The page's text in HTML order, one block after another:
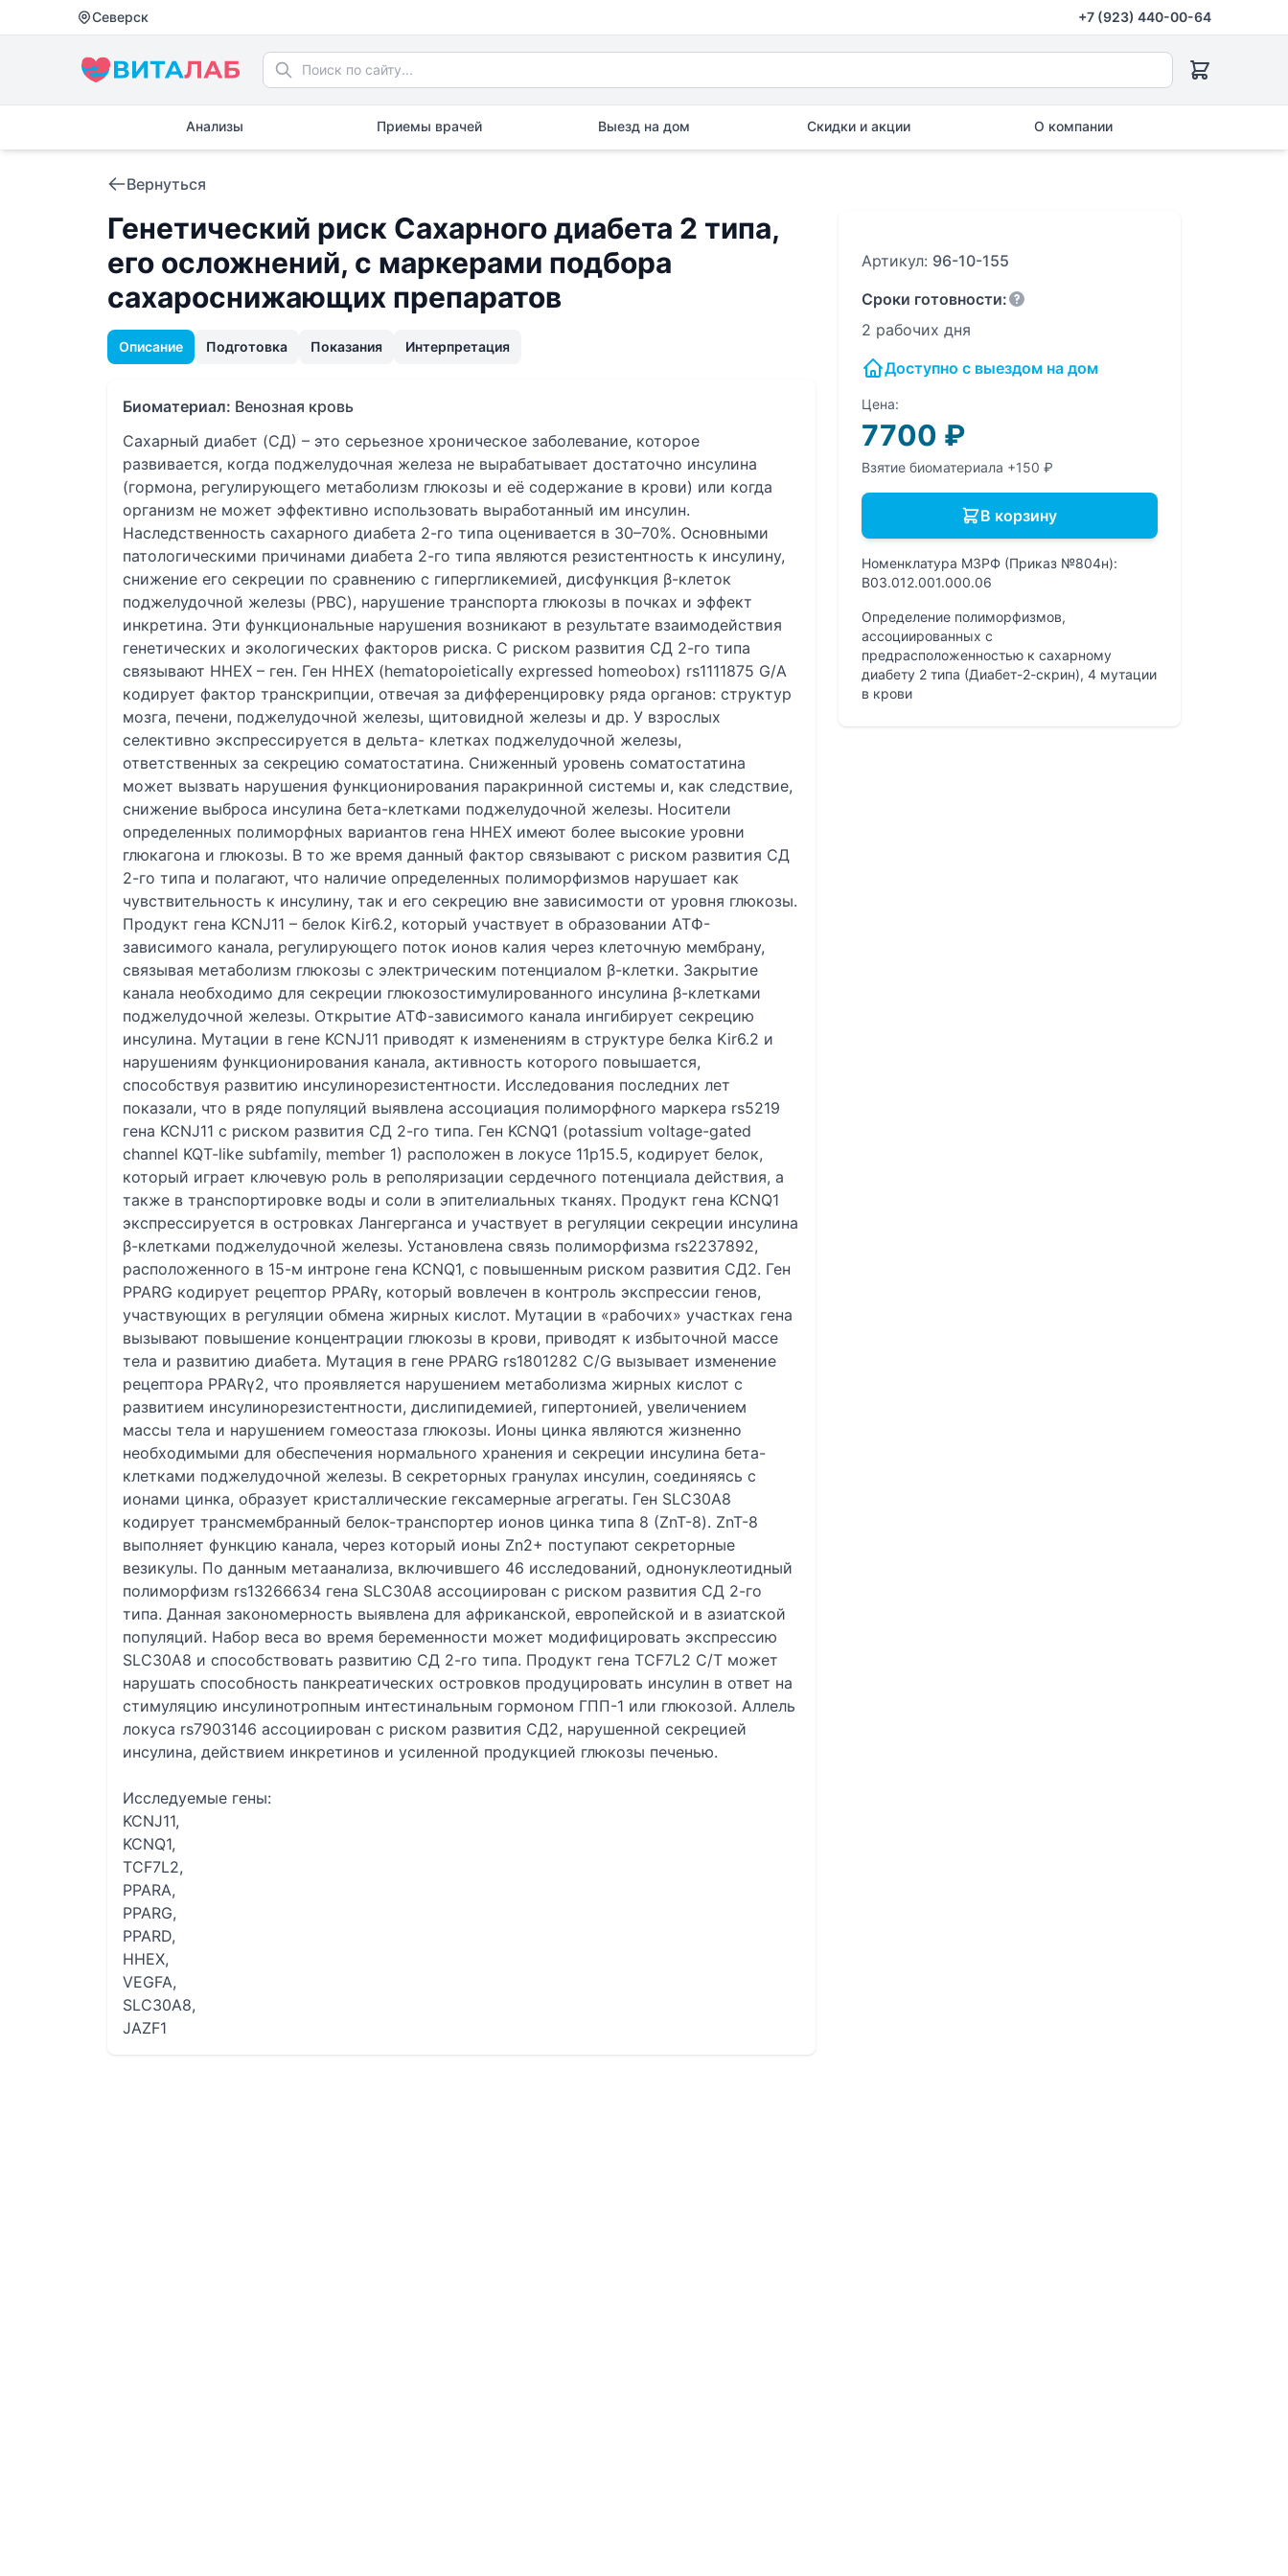
Северск +7 (923) 440-00-64
Анализы Приемы врачей Выезд на дом Скидки и акции О компании
Вернуться
Генетический риск Сахарного диабета 2 типа,
его осложнений, с маркерами подбора
сахароснижающих препаратов
Описание Подготовка Показания Интерпретация
Биоматериал: Венозная кровь
Сахарный диабет (CД) – это серьезное хроническое заболевание, которое
развивается, когда поджелудочная железа не вырабатывает достаточно инсулина
(гормона, регулирующего метаболизм глюкозы и её содержание в крови) или когда
организм не может эффективно использовать выработанный им инсулин.
Наследственность сахарного диабета 2-го типа оценивается в 30–70%. Основными
патологическими причинами диабета 2-го типа являются резистентность к инсулину,
снижение его секреции по сравнению с гипергликемией, дисфункция β-клеток
поджелудочной железы (PBC), нарушение транспорта глюкозы в почках и эффект
инкретина. Эти функциональные нарушения возникают в результате взаимодействия
генетических и экологических факторов риска. C риском развития СД 2-го типа
связывают ННЕХ – ген. Ген HHEX (hematopoietically expressed homeobox) rs1111875 G/A
кодирует фактор транскрипции, отвечая за дифференцировку ряда органов: структур
мозга, печени, поджелудочной железы, щитовидной железы и др. У взрослых
селективно экспрессируется в дельта- клетках поджелудочной железы,
ответственных за секрецию соматостатина. Сниженный уровень соматостатина
может вызвать нарушения функционирования паракринной системы и, как следствие,
снижение выброса инсулина бета-клетками поджелудочной железы. Носители
определенных полиморфных вариантов гена ННЕХ имеют более высокие уровни
глюкагона и глюкозы. В то же время данный фактор связывают с риском развития СД
2-го типа и полагают, что наличие определенных полиморфизмов нарушает как
чувствительность к инсулину, так и его секрецию вне зависимости от уровня глюкозы.
Продукт гена KCNJ11 – белок Kir6.2, который участвует в образовании АТФ-
зависимого канала, регулирующего поток ионов калия через клеточную мембрану,
связывая метаболизм глюкозы с электрическим потенциалом β-клетки. Закрытие
канала необходимо для секреции глюкозостимулированного инсулина β-клетками
поджелудочной железы. Открытие АТФ-зависимого канала ингибирует секрецию
инсулина. Мутации в гене KCNJ11 приводят к изменениям в структуре белка Kir6.2 и
нарушениям функционирования канала, активность которого повышается,
способствуя развитию инсулинорезистентности. Исследования последних лет
показали, что в ряде популяций выявлена ассоциация полиморфного маркера rs5219
гена KCNJ11 с риском развития СД 2-го типа. Ген KCNQ1 (potassium voltage-gated
channel KQT-like subfamily, member 1) расположен в локусе 11p15.5, кодирует белок,
который играет ключевую роль в реполяризации сердечного потенциала действия, а
также в транспортировке воды и соли в эпителиальных тканях. Продукт гена KCNQ1
экспрессируется в островках Лангерганса и участвует в регуляции секреции инсулина
β-клетками поджелудочной железы. Установлена связь полиморфизма rs2237892,
расположенного в 15-м интроне гена KCNQ1, с повышенным риском развития СД2. Ген
PPARG кодирует рецептор PPARγ, который вовлечен в контроль экспрессии генов,
участвующих в регуляции обмена жирных кислот. Мутации в «рабочих» участках гена
вызывают повышение концентрации глюкозы в крови, приводят к избыточной массе
тела и развитию диабета. Мутация в гене PPARG rs1801282 C/G вызывает изменение
рецептора PPARγ2, что проявляется нарушением метаболизма жирных кислот с
развитием инсулинорезистентности, дислипидемией, гипертонией, увеличением
массы тела и нарушением гомеостаза глюкозы. Ионы цинка являются жизненно
необходимыми для обеспечения нормального хранения и секреции инсулина бета-
клетками поджелудочной железы. В секреторных гранулах инсулин, соединяясь с
ионами цинка, образует кристаллические гексамерные агрегаты. Ген SLC30A8
кодирует трансмембранный белок-транспортер ионов цинка типа 8 (ZnT-8). ZnT-8
выполняет функцию канала, через который ионы Zn2+ поступают секреторные
везикулы. По данным метаанализа, включившего 46 исследований, однонуклеотидный
полиморфизм rs13266634 гена SLC30A8 ассоциирован с риском развития СД 2-го
типа. Данная закономерность выявлена для африканской, европейской и в азиатской
популяций. Набор веса во время беременности может модифицировать экспрессию
SLC30A8 и способствовать развитию СД 2-го типа. Продукт гена TCF7L2 C/T может
нарушать способность панкреатических островков продуцировать инсулин в ответ на
стимуляцию инсулинотропным интестинальным гормоном ГПП-1 или глюкозой. Аллель
локуса rs7903146 ассоциирован с риском развития СД2, нарушенной секрецией
инсулина, действием инкретинов и усиленной продукцией глюкозы печенью.
Исследуемые гены:
KCNJ11,
KCNQ1,
TCF7L2,
PPARA,
PPARG,
PPARD,
HHEX,
VEGFA,
SLC30A8,
JAZF1
Артикул: 96-10-155
Сроки готовности:
2 рабочих дня
Доступно с выездом на дом
Цена:
7700 ₽
Взятие биоматериала +150 ₽
В корзину
Номенклатура МЗРФ (Приказ №804н):
B03.012.001.000.06
Определение полиморфизмов,
ассоциированных с
предрасположенностью к сахарному
диабету 2 типа (Диабет-2-скрин), 4 мутации
в крови